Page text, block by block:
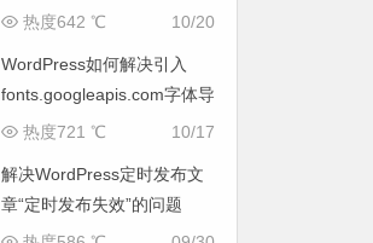
CDN镜像
10/20
热度642 ℃
WordPress如何解决引入
fonts.googleapis.com字体导
致网页响应缓慢问题
10/17
热度721 ℃
解决WordPress定时发布文
章“定时发布失效”的问题